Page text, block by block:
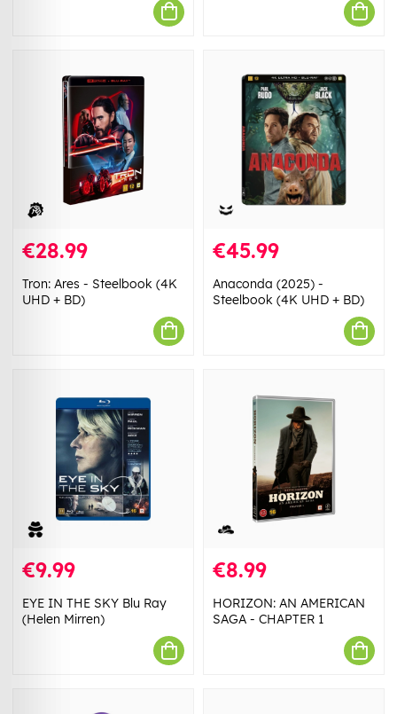
€28.99
Tron: Ares - Steelbook (4K
UHD + BD)
€45.99
Anaconda (2025) -
Steelbook (4K UHD + BD)
€9.99
EYE IN THE SKY Blu Ray
(Helen Mirren)
€8.99
HORIZON: AN AMERICAN
SAGA - CHAPTER 1